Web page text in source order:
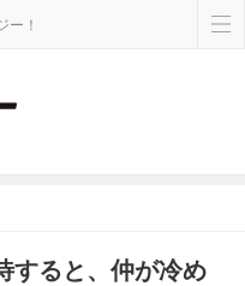
ー！
すると、仲が冷め